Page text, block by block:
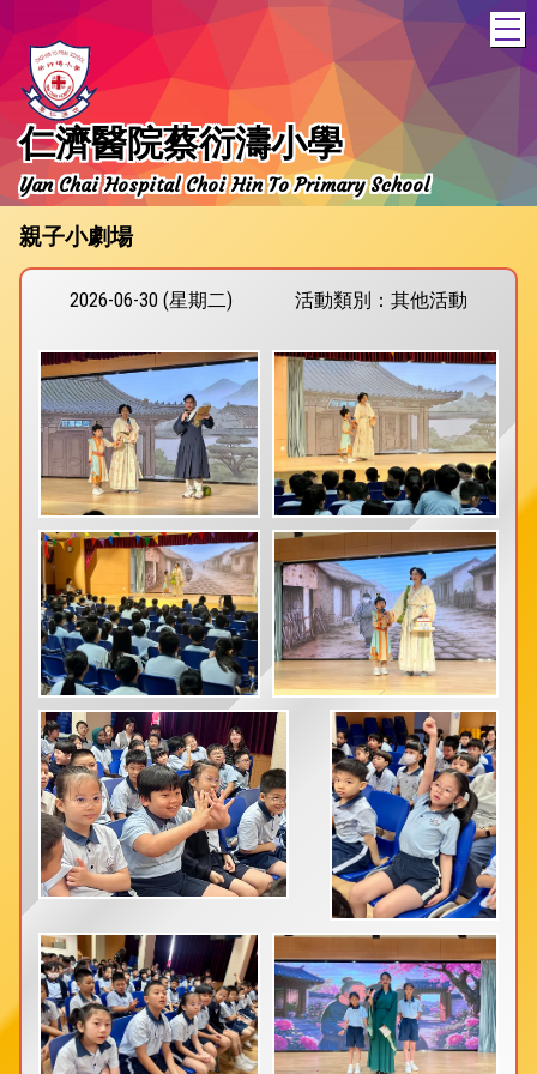
仁濟醫院蔡衍濤小學
Yan Chai Hospital Choi Hin To Primary School
親子小劇場
2026-06-30 (星期二) 活動類別：其他活動